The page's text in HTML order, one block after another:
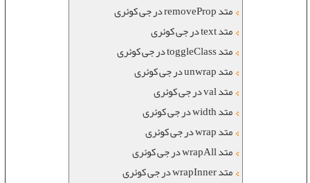
متد removeProp در جی کوئری
متد text در جی کوئری
متد toggleClass در جی کوئری
متد unwrap در جی کوئری
متد val در جی کوئری
متد width در جی کوئری
متد wrap در جی کوئری
متد wrapAll در جی کوئری
متد wrapInner در جی کوئری